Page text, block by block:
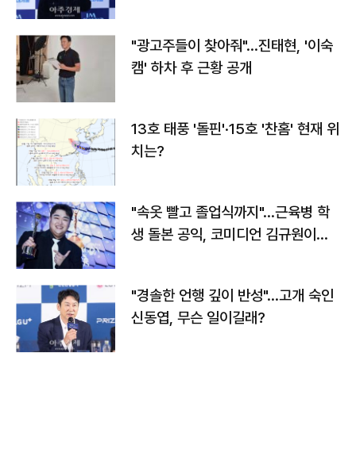
"광고주들이 찾아줘"…진태현, '이숙
캠' 하차 후 근황 공개
13호 태풍 '돌핀'·15호 '찬홈' 현재 위
치는?
"속옷 빨고 졸업식까지"…근육병 학
생 돌본 공익, 코미디언 김규원이었
"경솔한 언행 깊이 반성"…고개 숙인
신동엽, 무슨 일이길래?